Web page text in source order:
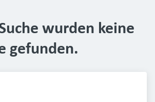
wurden keine
gefunden.